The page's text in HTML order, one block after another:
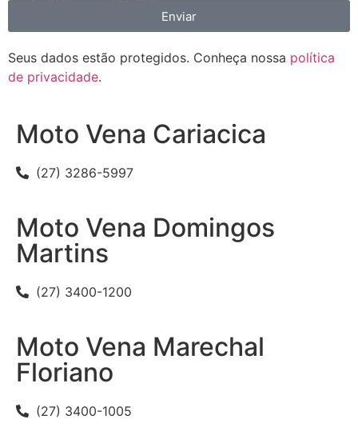
Enviar
Seus dados estão protegidos. Conheça nossa política
de privacidade.
Moto Vena Cariacica
(27) 3286-5997
Moto Vena Domingos
Martins
(27) 3400-1200
Moto Vena Marechal
Floriano
(27) 3400-1005